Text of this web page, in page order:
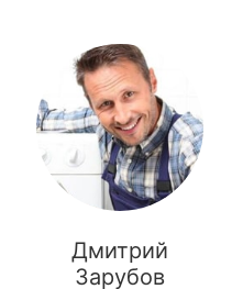
Дмитрий
Зарубов